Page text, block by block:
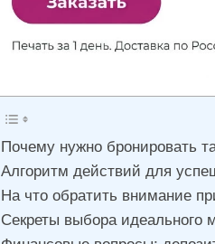
Почему нужно бронировать
Алгоритм действий для
На что обратить внимание
Секреты выбора идеального